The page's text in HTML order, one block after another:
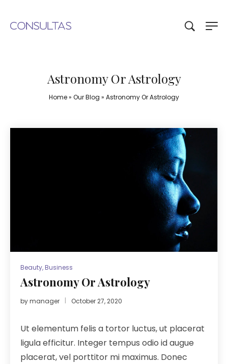
Astronomy Or Astrology
Home» Our Blog » Astronomy Or Astrology
Beauty, Business
Astronomy Or Astrology
bymanager October 27, 2020
Ut elementum felis a tortor luctus, ut placerat
ligula efficitur. Integer tempus odio id augue
placerat, vel porttitor mi maximus. Donec